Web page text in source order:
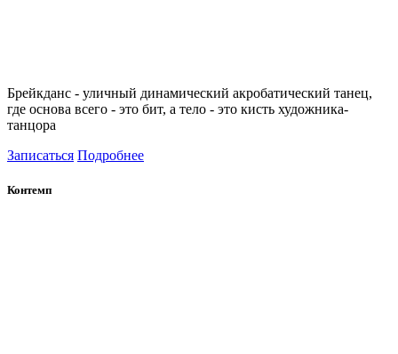
Брейкданс - уличный динамический акробатический танец,
где основа всего - это бит, а тело - это кисть художника-
танцора
Записаться Подробнее
Контемп